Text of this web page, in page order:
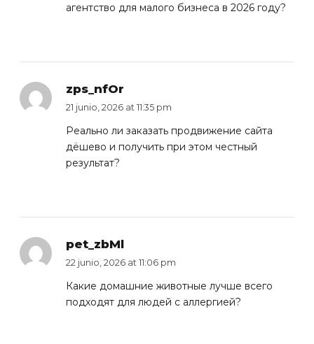
агентство для малого бизнеса в 2026 году?
zps_nfOr
21 junio, 2026 at 11:35 pm
Реально ли заказать продвижение сайта
дёшево и получить при этом честный
результат?
pet_zbMl
22 junio, 2026 at 11:06 pm
Какие домашние животные лучше всего
подходят для людей с аллергией?